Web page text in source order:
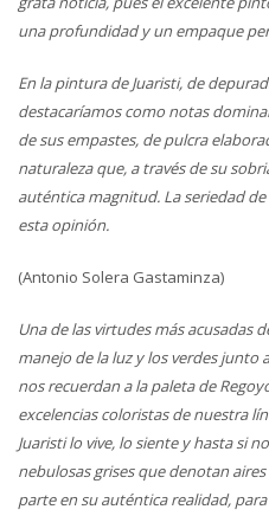
una profundidad y un empaque
En la pintura de Juaristi, de
destacaríamos como notas
de sus empastes, de pulcra
naturaleza que, a través de su
auténtica magnitud. La seriedad
esta opinión.
(Antonio Solera Gastaminza)
Una de las virtudes más acusadas
manejo de la luz y los verdes junto
nos recuerdan a la paleta de
excelencias coloristas de nuestra
Juaristi lo vive, lo siente y hasta si
nebulosas grises que denotan
parte en su auténtica realidad,